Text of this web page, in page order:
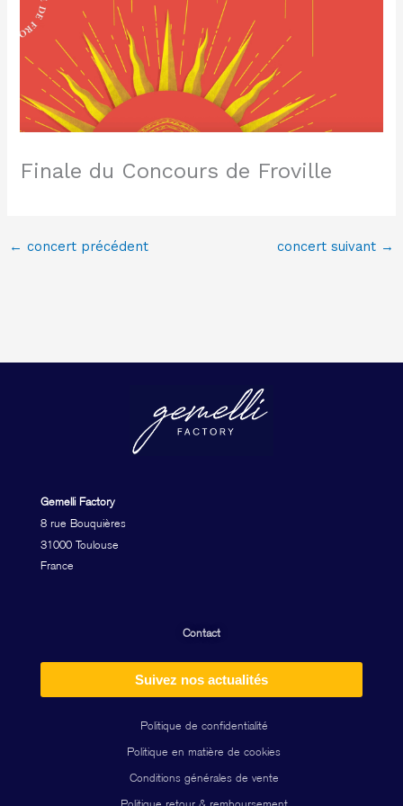
Finale du Concours de Froville
← concert précédent concert suivant →
Gemelli Factory
8 rue Bouquières
31000 Toulouse
France
Contact
Suivez nos actualités
Politique de confidentialité
Politique en matière de cookies
Conditions générales de vente